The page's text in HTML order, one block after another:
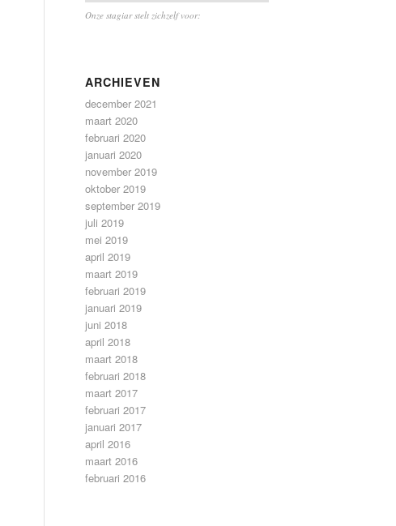
Onze stagiar stelt zichzelf voor:
ARCHIEVEN
december 2021
maart 2020
februari 2020
januari 2020
november 2019
oktober 2019
september 2019
juli 2019
mei 2019
april 2019
maart 2019
februari 2019
januari 2019
juni 2018
april 2018
maart 2018
februari 2018
maart 2017
februari 2017
januari 2017
april 2016
maart 2016
februari 2016